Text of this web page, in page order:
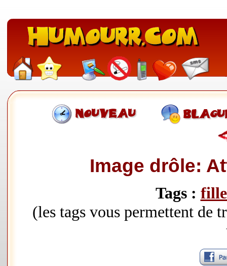
Image drôle:
Tags :
(les tags vous permettent de